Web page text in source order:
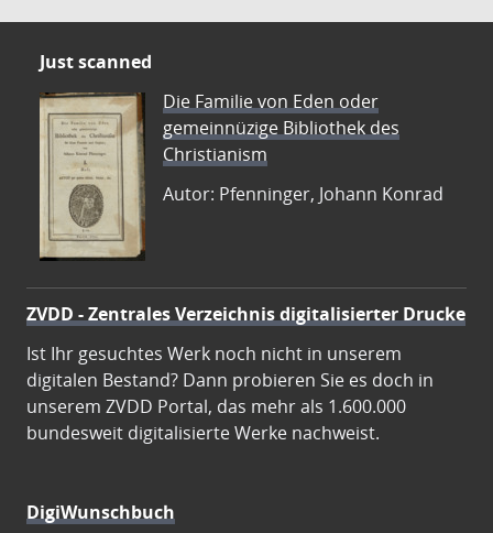
Just scanned
Die Familie von Eden oder
gemeinnüzige Bibliothek des
Christianism
Autor: Pfenninger, Johann Konrad
ZVDD - Zentrales Verzeichnis digitalisierter Drucke
Ist Ihr gesuchtes Werk noch nicht in unserem
digitalen Bestand? Dann probieren Sie es doch in
unserem ZVDD Portal, das mehr als 1.600.000
bundesweit digitalisierte Werke nachweist.
DigiWunschbuch